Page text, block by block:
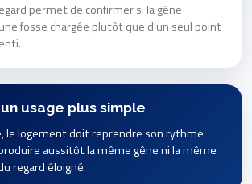
permet de confirmer si la gêne
fosse chargée plutôt que d'un seul point
usage plus simple
le logement doit reprendre son rythme
aussitôt la même gêne ni la même
regard éloigné.